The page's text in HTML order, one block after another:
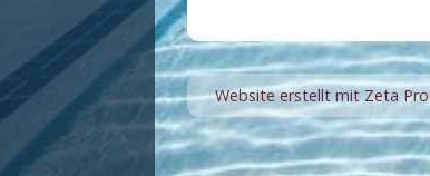
Website erstellt mit Zeta